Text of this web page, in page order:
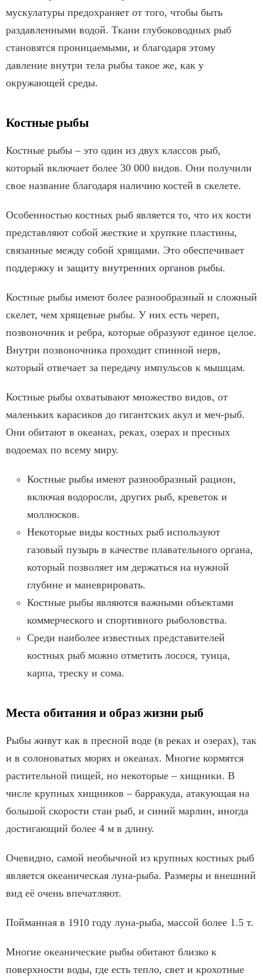
мускулатуры предохраняет от того, чтобы быть
раздавленными водой. Ткани глубоководных рыб
становятся проницаемыми, и благодаря этому
давление внутри тела рыбы такое же, как y
окружающей среды.
Костные рыбы
Костные рыбы – это один из двух классов рыб,
который включает более 30 000 видов. Они получили
свое название благодаря наличию костей в скелете.
Особенностью костных рыб является то, что их кости
представляют собой жесткие и хрупкие пластины,
связанные между собой хрящами. Это обеспечивает
поддержку и защиту внутренних органов рыбы.
Костные рыбы имеют более разнообразный и сложный
скелет, чем хрящевые рыбы. У них есть череп,
позвоночник и ребра, которые образуют единое целое.
Внутри позвоночника проходит спинной нерв,
который отвечает за передачу импульсов к мышцам.
Костные рыбы охватывают множество видов, от
маленьких карасиков до гигантских акул и меч-рыб.
Они обитают в океанах, реках, озерах и пресных
водоемах по всему миру.
Костные рыбы имеют разнообразный рацион,
включая водоросли, других рыб, креветок и
моллюсков.
Некоторые виды костных рыб используют
газовый пузырь в качестве плавательного органа,
который позволяет им держаться на нужной
глубине и маневрировать.
Костные рыбы являются важными объектами
коммерческого и спортивного рыболовства.
Среди наиболее известных представителей
костных рыб можно отметить лосося, тунца,
карпа, треску и сома.
Места обитания и образ жизни рыб
Рыбы живут как в пресной воде (в реках и озерах), так
и в солоноватых морях и океанах. Многие кормятся
растительной пищей, но некоторые – хищники. В
числе крупных хищников – барракуда, атакующая на
большой скорости стаи рыб, и синий марлин, иногда
достигающий более 4 м в длину.
Очевидно, самой необычной из крупных костных рыб
является океаническая луна-рыба. Размеры и внешний
вид её очень впечатляют.
Пойманная в 1910 году луна-рыба, массой более 1.5 т.
Многие океанические рыбы обитают близко к
поверхности воды, где есть тепло, свет и крохотные